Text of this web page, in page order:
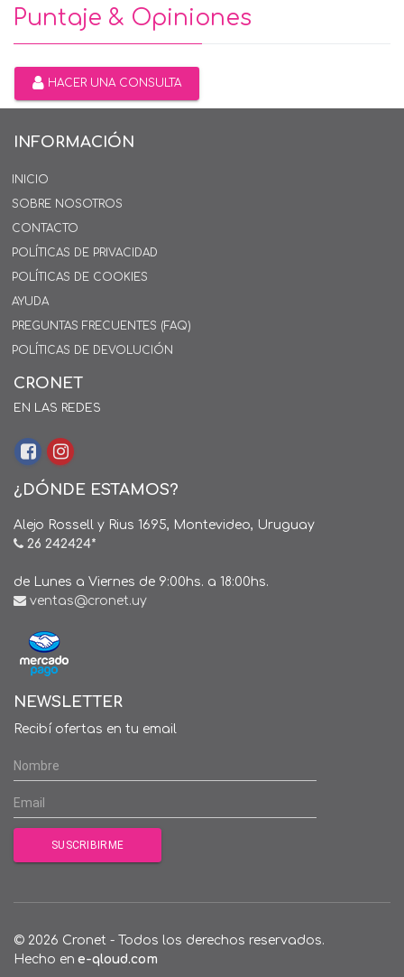
Puntaje & Opiniones
HACER UNA CONSULTA
INFORMACIÓN
INICIO
SOBRE NOSOTROS
CONTACTO
POLÍTICAS DE PRIVACIDAD
POLÍTICAS DE COOKIES
AYUDA
PREGUNTAS FRECUENTES (FAQ)
POLÍTICAS DE DEVOLUCIÓN
CRONET
EN LAS REDES
¿DÓNDE ESTAMOS?
Alejo Rossell y Rius 1695, Montevideo, Uruguay
26 242424*
de Lunes a Viernes de 9:00hs. a 18:00hs.
ventas@cronet.uy
NEWSLETTER
Recibí ofertas en tu email
© 2026 Cronet - Todos los derechos reservados.
Hecho en e-qloud.com